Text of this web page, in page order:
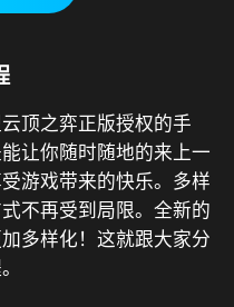
顶之弈正版授权的手
让你随时随地的来上一
游戏带来的快乐。多样
不再受到局限。全新的
多样化！这就跟大家分